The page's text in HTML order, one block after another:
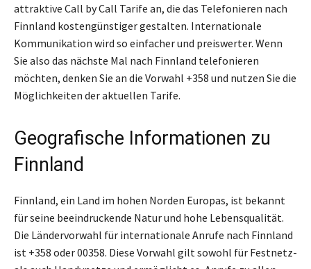
attraktive Call by Call Tarife an, die das Telefonieren nach
Finnland kostengünstiger gestalten. Internationale
Kommunikation wird so einfacher und preiswerter. Wenn
Sie also das nächste Mal nach Finnland telefonieren
möchten, denken Sie an die Vorwahl +358 und nutzen Sie die
Möglichkeiten der aktuellen Tarife.
Geografische Informationen zu
Finnland
Finnland, ein Land im hohen Norden Europas, ist bekannt
für seine beeindruckende Natur und hohe Lebensqualität.
Die Ländervorwahl für internationale Anrufe nach Finnland
ist +358 oder 00358. Diese Vorwahl gilt sowohl für Festnetz-